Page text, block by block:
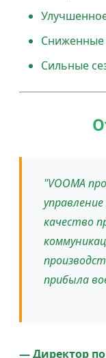
Сниженные
Сильные
"VOOMA
качество
прибыла
— Директор